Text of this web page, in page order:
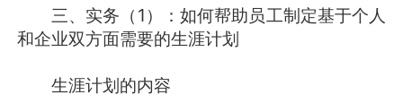
三、实务（1）：如何帮助员工制定基于个人
和企业双方面需要的生涯计划
生涯计划的内容